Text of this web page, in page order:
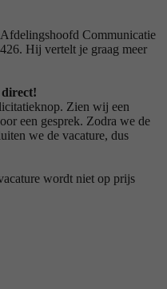
Communicatie
Hij vertelt je graag meer
Zien wij een
een gesprek. Zodra we de
we de vacature, dus
wordt niet op prijs